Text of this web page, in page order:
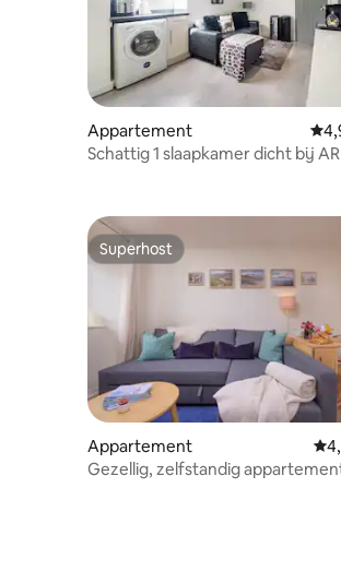
Appartement
Schattig 1 slaapkamer dicht bij
Superhost
Superhost
Appartement
Gezellig, zelfstandig